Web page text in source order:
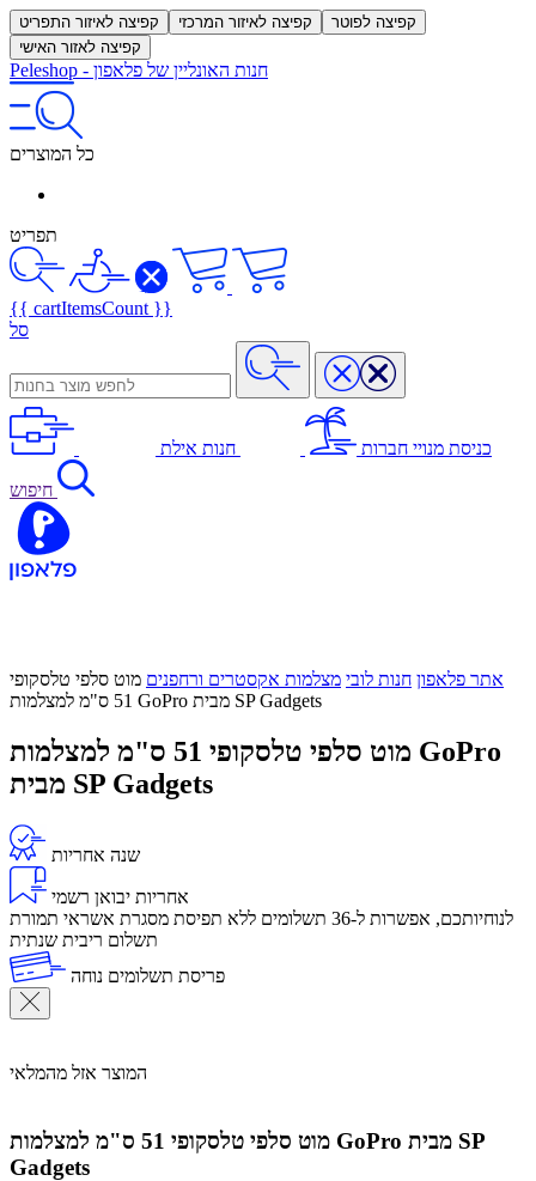
קפיצה לאיזור התפריט קפיצה לאיזור המרכזי
קפיצה לפוטר
קפיצה לאזור האישי
Peleshop - חנות האונליין של פלאפון
כל המוצרים
תפריט
{{ cartItemsCount }}
סל
כניסת מנויי חברות חנות אילת
חיפוש
אתר פלאפון חנות לובי מצלמות אקסטרים ורחפנים מוט סלפי טלסקופי
51 ס"מ למצלמות GoPro מבית SP Gadgets
מוט סלפי טלסקופי 51 ס"מ למצלמות GoPro
מבית SP Gadgets
שנה אחריות
אחריות יבואן רשמי
לנוחיותכם, אפשרות ל-36 תשלומים ללא תפיסת מסגרת אשראי תמורת
תשלום ריבית שנתית
פריסת תשלומים נוחה
המוצר אזל מהמלאי
מוט סלפי טלסקופי 51 ס"מ למצלמות GoPro מבית SP
Gadgets